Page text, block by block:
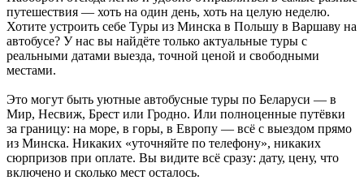
путешествия — хоть на один день, хоть на целую неделю.
Хотите устроить себе Туры из Минска в Польшу в Варшаву на
автобусе? У нас вы найдёте только актуальные туры с
реальными датами выезда, точной ценой и свободными
местами.
Это могут быть уютные автобусные туры по Беларуси — в
Мир, Несвиж, Брест или Гродно. Или полноценные путёвки
за границу: на море, в горы, в Европу — всё с выездом прямо
из Минска. Никаких «уточняйте по телефону», никаких
сюрпризов при оплате. Вы видите всё сразу: дату, цену, что
включено и сколько мест осталось.